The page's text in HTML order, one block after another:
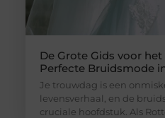
De Grote Gids voor
Perfecte Bruidsmode
Je trouwdag is een
levensverhaal, en de
cruciale hoofdstuk. Als